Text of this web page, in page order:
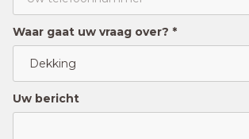
Waar gaat uw vraag over? *
Uw bericht